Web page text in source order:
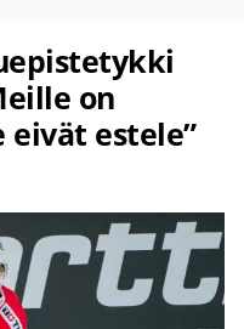
on
estele”